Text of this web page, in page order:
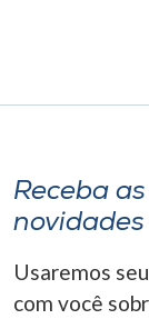
A+
Receba as
Usaremos
com você